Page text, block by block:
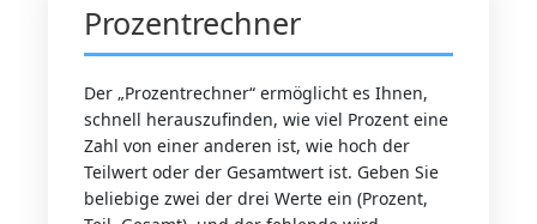
Prozentrechner
Der „Prozentrechner“ ermöglicht es Ihnen,
schnell herauszufinden, wie viel Prozent eine
Zahl von einer anderen ist, wie hoch der
Teilwert oder der Gesamtwert ist. Geben Sie
beliebige zwei der drei Werte ein (Prozent,